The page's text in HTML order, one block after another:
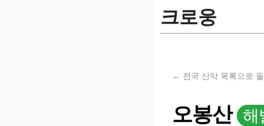
크로웅
← 전국 산악 목록으로
오봉산 해